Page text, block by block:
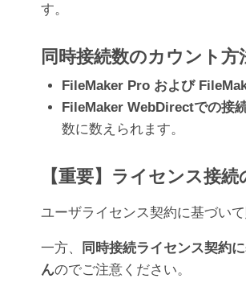
す。
同時接続数のカウント方
FileMaker Pro および
FileMaker WebDirectでの接
数に数えられます。
【重要】ライセンス接
ユーザライセンス契約に基づい
一方、
同時接続ライセンス契約
んのでご注意ください。